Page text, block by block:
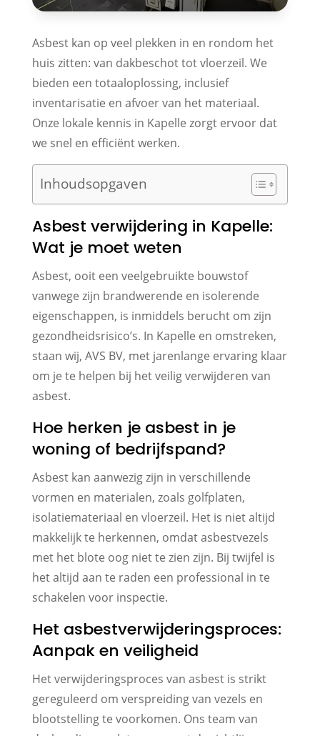
Asbest kan op veel plekken in en rondom het
huis zitten: van dakbeschot tot vloerzeil. We
bieden een totaaloplossing, inclusief
inventarisatie en afvoer van het materiaal.
Onze lokale kennis in Kapelle zorgt ervoor dat
we snel en efficiënt werken.
Inhoudsopgaven
Asbest verwijdering in Kapelle:
Wat je moet weten
Asbest, ooit een veelgebruikte bouwstof
vanwege zijn brandwerende en isolerende
eigenschappen, is inmiddels berucht om zijn
gezondheidsrisico’s. In Kapelle en omstreken,
staan wij, AVS BV, met jarenlange ervaring klaar
om je te helpen bij het veilig verwijderen van
asbest.
Hoe herken je asbest in je
woning of bedrijfspand?
Asbest kan aanwezig zijn in verschillende
vormen en materialen, zoals golfplaten,
isolatiemateriaal en vloerzeil. Het is niet altijd
makkelijk te herkennen, omdat asbestvezels
met het blote oog niet te zien zijn. Bij twijfel is
het altijd aan te raden een professional in te
schakelen voor inspectie.
Het asbestverwijderingsproces:
Aanpak en veiligheid
Het verwijderingsproces van asbest is strikt
gereguleerd om verspreiding van vezels en
blootstelling te voorkomen. Ons team van